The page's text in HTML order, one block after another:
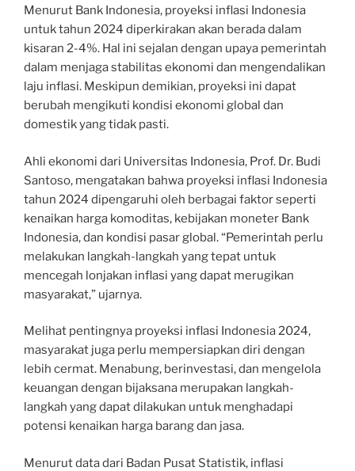
Menurut Bank Indonesia, proyeksi inflasi Indonesia
untuk tahun 2024 diperkirakan akan berada dalam
kisaran 2-4%. Hal ini sejalan dengan upaya pemerintah
dalam menjaga stabilitas ekonomi dan mengendalikan
laju inflasi. Meskipun demikian, proyeksi ini dapat
berubah mengikuti kondisi ekonomi global dan
domestik yang tidak pasti.
Ahli ekonomi dari Universitas Indonesia, Prof. Dr. Budi
Santoso, mengatakan bahwa proyeksi inflasi Indonesia
tahun 2024 dipengaruhi oleh berbagai faktor seperti
kenaikan harga komoditas, kebijakan moneter Bank
Indonesia, dan kondisi pasar global. “Pemerintah perlu
melakukan langkah-langkah yang tepat untuk
mencegah lonjakan inflasi yang dapat merugikan
masyarakat,” ujarnya.
Melihat pentingnya proyeksi inflasi Indonesia 2024,
masyarakat juga perlu mempersiapkan diri dengan
lebih cermat. Menabung, berinvestasi, dan mengelola
keuangan dengan bijaksana merupakan langkah-
langkah yang dapat dilakukan untuk menghadapi
potensi kenaikan harga barang dan jasa.
Menurut data dari Badan Pusat Statistik, inflasi